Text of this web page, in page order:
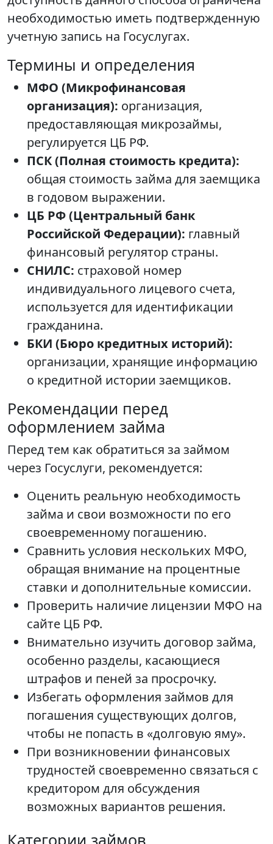
необходимостью иметь подтвержденную
учетную запись на Госуслугах.
Термины и определения
МФО (Микрофинансовая
организация): организация,
предоставляющая микрозаймы,
регулируется ЦБ РФ.
ПСК (Полная стоимость кредита):
общая стоимость займа для заемщика
в годовом выражении.
ЦБ РФ (Центральный банк
Российской Федерации): главный
финансовый регулятор страны.
СНИЛС: страховой номер
индивидуального лицевого счета,
используется для идентификации
гражданина.
БКИ (Бюро кредитных историй):
организации, хранящие информацию
о кредитной истории заемщиков.
Рекомендации перед
оформлением займа
Перед тем как обратиться за займом
через Госуслуги, рекомендуется:
Оценить реальную необходимость
займа и свои возможности по его
своевременному погашению.
Сравнить условия нескольких МФО,
обращая внимание на процентные
ставки и дополнительные комиссии.
Проверить наличие лицензии МФО на
сайте ЦБ РФ.
Внимательно изучить договор займа,
особенно разделы, касающиеся
штрафов и пеней за просрочку.
Избегать оформления займов для
погашения существующих долгов,
чтобы не попасть в «долговую яму».
При возникновении финансовых
трудностей своевременно связаться с
кредитором для обсуждения
возможных вариантов решения.
Категории займов